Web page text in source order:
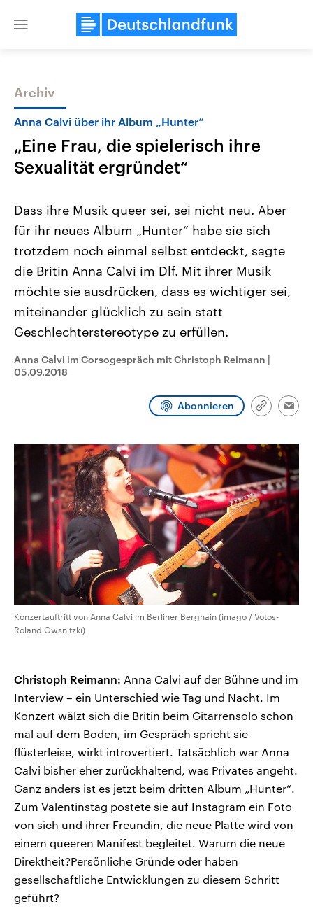
Close
Themen
Landtagswahl Sachsen-Anhalt
2026
Alle Informationen
Sachsen-Anhalt wählt am 6.
September 2026 einen neuen
Landtag. Seit 2021 wird das
Bundesland von einer Koalition aus
CDU, SPD und FDP regiert.-
Umfragen, Prognosen,
und Hintergründe zu den Parteien
und Kandidaten der anstehenden
Wahl.
Aktuelle Beiträge,
Hintergründe
Wirtschaftlich und
gehören die Vereinigten
den mächtigsten Ländern
mit großem Einfluss auf
Sendungen Programm Podcasts
Archiv
Anna Calvi über ihr Album „Hunter“
„Eine Frau, die spielerisch ihre
Sexualität ergründet“
Dass ihre Musik queer sei, sei nicht neu. Aber
für ihr neues Album „Hunter“ habe sie sich
trotzdem noch einmal selbst entdeckt, sagte
die Britin Anna Calvi im Dlf. Mit ihrer Musik
möchte sie ausdrücken, dass es wichtiger sei,
miteinander glücklich zu sein statt
Geschlechterstereotype zu erfüllen.
Anna Calvi im Corsogespräch mit Christoph Reimann |
05.09.2018
Abonnieren
Link
Konzertauftritt von Anna Calvi im Berliner Berghain (imago / Votos-
Roland Owsnitzki)
Christoph Reimann: Anna Calvi auf der Bühne und im
Interview – ein Unterschied wie Tag und Nacht. Im
Konzert wälzt sich die Britin beim Gitarrensolo schon
mal auf dem Boden, im Gespräch spricht sie
flüsterleise, wirkt introvertiert. Tatsächlich war Anna
Calvi bisher eher zurückhaltend, was Privates angeht.
Ganz anders ist es jetzt beim dritten Album „Hunter“.
Zum Valentinstag postete sie auf Instagram ein Foto
von sich und ihrer Freundin, die neue Platte wird von
einem queeren Manifest begleitet. Warum die neue
Direktheit?Persönliche Gründe oder haben
gesellschaftliche Entwicklungen zu diesem Schritt
geführt?